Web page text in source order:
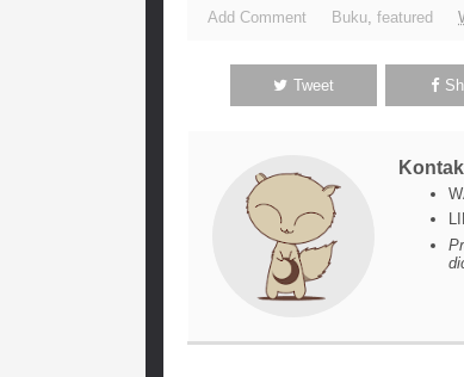
Add Comment Buku featured
Tweet